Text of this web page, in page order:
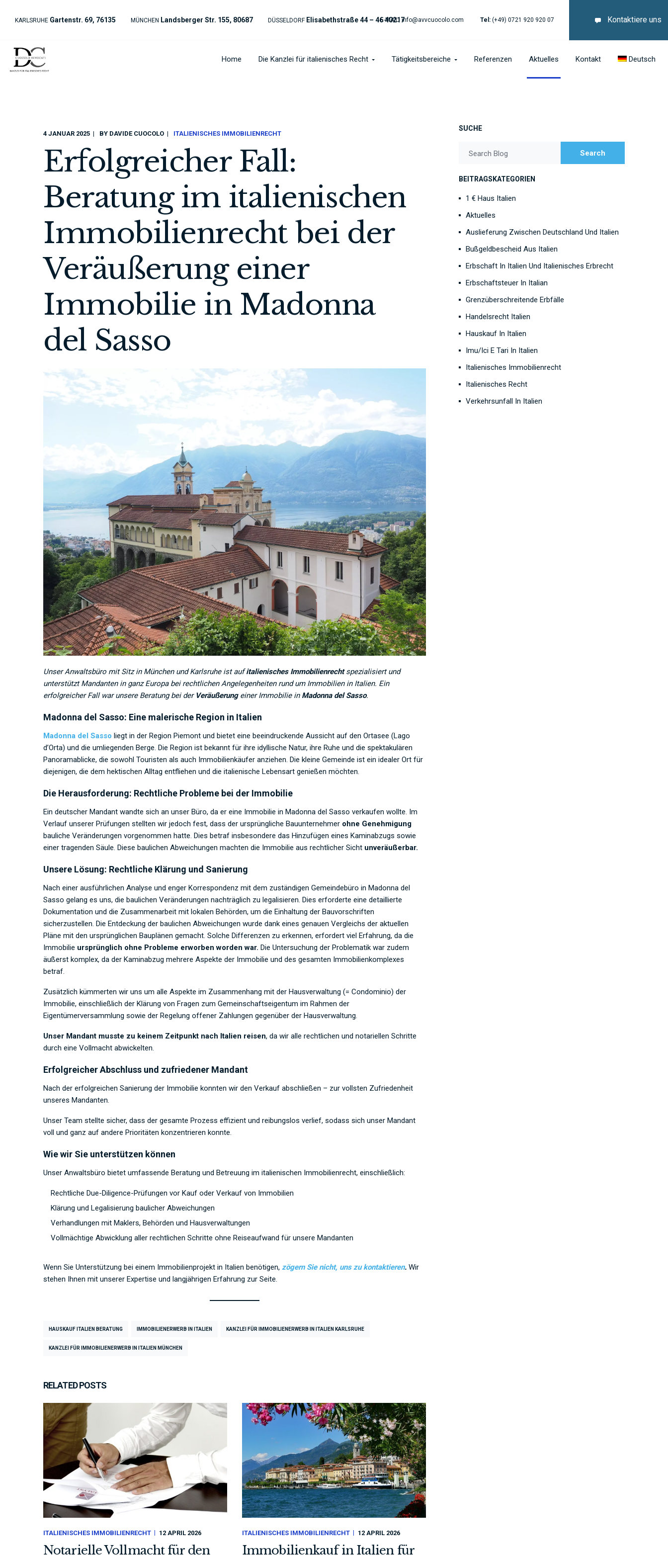
KARLSRUHE Gartenstr. 69, 76135 MÜNCHEN Landsberger Str. 155, 80687 DÜSSELDORF Elisabethstraße 44 – 46 40217
E-MAIL:info@avvcuocolo.com Tel: (+49) 0721 920 920 07 Kontaktiere uns
Home Die Kanzlei für italienisches Recht Tätigkeitsbereiche Referenzen Aktuelles Kontakt Deutsch
4 JANUAR 2025 BY DAVIDE CUOCOLO ITALIENISCHES IMMOBILIENRECHT
Erfolgreicher Fall:
Beratung im italienischen
Immobilienrecht bei der
Veräußerung einer
Immobilie in Madonna
del Sasso
Unser Anwaltsbüro mit Sitz in München und Karlsruhe ist aufitalienisches Immobilienrechtspezialisiert und
unterstützt Mandanten in ganz Europa bei rechtlichen Angelegenheiten rund um Immobilien in Italien. Ein
erfolgreicher Fall war unsere Beratung bei der Veräußerungeiner Immobilie in Madonna del Sasso.
Madonna del Sasso: Eine malerische Region in Italien
Madonna del Sasso liegt in der Region Piemont und bietet eine beeindruckende Aussicht auf den Ortasee (Lago
d’Orta) und die umliegenden Berge. Die Region ist bekannt für ihre idyllische Natur, ihre Ruhe und die spektakulären
Panoramablicke, die sowohl Touristen als auch Immobilienkäufer anziehen. Die kleine Gemeinde ist ein idealer Ort für
diejenigen, die dem hektischen Alltag entfliehen und die italienische Lebensart genießen möchten.
Die Herausforderung: Rechtliche Probleme bei der Immobilie
Ein deutscher Mandant wandte sich an unser Büro, da er eine Immobilie in Madonna del Sasso verkaufen wollte. Im
Verlauf unserer Prüfungen stellten wir jedoch fest, dass der ursprüngliche Bauunternehmer ohne Genehmigung
bauliche Veränderungen vorgenommen hatte. Dies betraf insbesondere das Hinzufügen eines Kaminabzugs sowie
einer tragenden Säule. Diese baulichen Abweichungen machten die Immobilie aus rechtlicher Sicht unveräußerbar.
Unsere Lösung: Rechtliche Klärung und Sanierung
Nach einer ausführlichen Analyse und enger Korrespondenz mit dem zuständigen Gemeindebüro in Madonna del
Sasso gelang es uns, die baulichen Veränderungen nachträglich zu legalisieren. Dies erforderte eine detaillierte
Dokumentation und die Zusammenarbeit mit lokalen Behörden, um die Einhaltung der Bauvorschriften
sicherzustellen. Die Entdeckung der baulichen Abweichungen wurde dank eines genauen Vergleichs der aktuellen
Pläne mit den ursprünglichen Bauplänen gemacht. Solche Differenzen zu erkennen, erfordert viel Erfahrung, da die
Immobilie ursprünglich ohne Probleme erworben worden war. Die Untersuchung der Problematik war zudem
äußerst komplex, da der Kaminabzug mehrere Aspekte der Immobilie und des gesamten Immobilienkomplexes
betraf.
Zusätzlich kümmerten wir uns um alle Aspekte im Zusammenhang mit der Hausverwaltung (= Condominio) der
Immobilie, einschließlich der Klärung von Fragen zum Gemeinschaftseigentum im Rahmen der
Eigentümerversammlung sowie der Regelung offener Zahlungen gegenüber der Hausverwaltung.
Unser Mandant musste zu keinem Zeitpunkt nach Italien reisen, da wir alle rechtlichen und notariellen Schritte
durch eine Vollmacht abwickelten.
Erfolgreicher Abschluss und zufriedener Mandant
Nach der erfolgreichen Sanierung der Immobilie konnten wir den Verkauf abschließen – zur vollsten Zufriedenheit
unseres Mandanten.
Unser Team stellte sicher, dass der gesamte Prozess effizient und reibungslos verlief, sodass sich unser Mandant
voll und ganz auf andere Prioritäten konzentrieren konnte.
Wie wir Sie unterstützen können
Unser Anwaltsbüro bietet umfassende Beratung und Betreuung im italienischen Immobilienrecht, einschließlich:
Rechtliche Due-Diligence-Prüfungen vor Kauf oder Verkauf von Immobilien
Klärung und Legalisierung baulicher Abweichungen
Verhandlungen mit Maklers, Behörden und Hausverwaltungen
Vollmächtige Abwicklung aller rechtlichen Schritte ohne Reiseaufwand für unsere Mandanten
Wenn Sie Unterstützung bei einem Immobilienprojekt in Italien benötigen, zögern Sie nicht, uns zu kontaktieren. Wir
stehen Ihnen mit unserer Expertise und langjährigen Erfahrung zur Seite.
HAUSKAUF ITALIEN BERATUNG IMMOBILIENERWERB IN ITALIEN KANZLEI FÜR IMMOBILIENERWERB IN ITALIEN KARLSRUHE
KANZLEI FÜR IMMOBILIENERWERB IN ITALIEN MÜNCHEN
RELATED POSTS
ITALIENISCHES IMMOBILIENRECHT 12 APRIL 2026
Notarielle Vollmacht für den
ITALIENISCHES IMMOBILIENRECHT 12 APRIL 2026
Immobilienkauf in Italien für
SUCHE
Search Blog Search
BEITRAGSKATEGORIEN
1 € Haus Italien
Aktuelles
Auslieferung Zwischen Deutschland Und Italien
Bußgeldbescheid Aus Italien
Erbschaft In Italien Und Italienisches Erbrecht
Erbschaftsteuer In Italian
Grenzüberschreitende Erbfälle
Handelsrecht Italien
Hauskauf In Italien
Imu/Ici E Tari In Italien
Italienisches Immobilienrecht
Italienisches Recht
Verkehrsunfall In Italien